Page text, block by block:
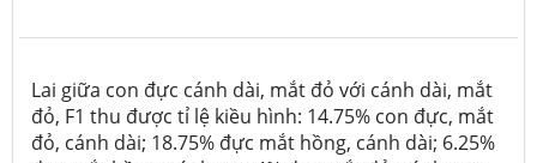
Lai giữa con đực cánh dài, mắt đỏ với cánh dài, mắt
đỏ, F1 thu được tỉ lệ kiều hình: 14.75% con đực, mắt
đỏ, cánh dài; 18.75% đực mắt hồng, cánh dài; 6.25%